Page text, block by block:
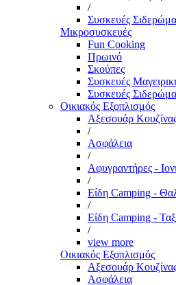
/
Συσκευές
Μικροσυσκευές
Fun Cooking
Πρωινό
Σκούπες
Συσκευές
Συσκευές
Οικιακός Εξοπλισμός
Αξεσουάρ
/
Ασφάλεια
/
Αφυγραντήρες -
/
Είδη Camping -
/
Είδη Camping -
/
view more
Οικιακός Εξοπλισμός
Αξεσουάρ
Ασφάλεια